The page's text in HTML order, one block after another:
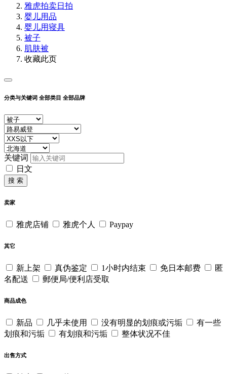
雅虎拍卖日拍
婴儿用品
婴儿用寝具
被子
肌肤被
收藏此页
分类与关键词 全部类目 全部品牌
关键词
日文
搜 索
卖家
雅虎店铺 雅虎个人 Paypay
其它
新上架 真伪鉴定 1小时内结束 免日本邮费
匿
名配送
郵便局/便利店受取
商品成色
新品 几乎未使用 没有明显的划痕或污垢
有一些
划痕和污垢
有划痕和污垢 整体状况不佳
出售方式